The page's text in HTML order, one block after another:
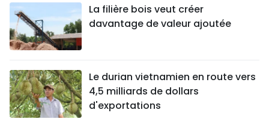
La filière bois veut créer
davantage de valeur ajoutée
Le durian vietnamien en route vers
4,5 milliards de dollars
d'exportations